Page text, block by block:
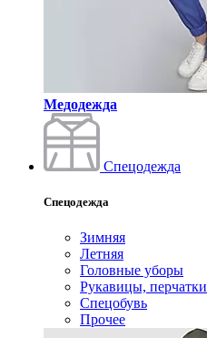
Медодежда
Спецодежда
Спецодежда
Зимняя
Летняя
Головные уборы
Рукавицы, перчатки
Спецобувь
Прочее